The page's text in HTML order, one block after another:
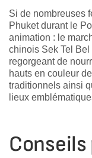
Si de nombreuses
Phuket durant le
animation : le
chinois Sek Tel
regorgeant de
hauts en couleur
traditionnels ainsi
lieux